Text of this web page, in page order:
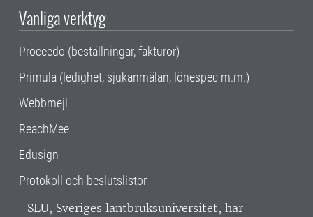
Vanliga verktyg
Proceedo (beställningar, fakturor)
Primula (ledighet, sjukanmälan, lönespec m.m.)
Webbmejl
ReachMee
Edusign
Protokoll och beslutslistor
SLU, Sveriges lantbruksuniversitet, har